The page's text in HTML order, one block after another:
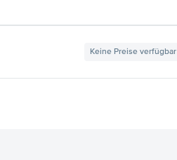
Keine Preise verfügbar